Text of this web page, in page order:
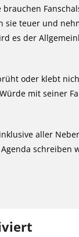
sie teuer und
es der
oder klebt
mit seiner
aller
schreiben